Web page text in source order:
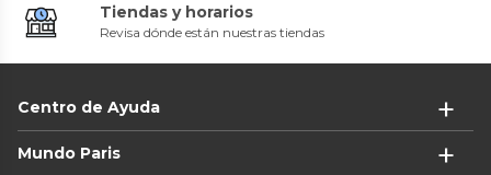
Tiendas y horarios
Revisa dónde están nuestras tiendas
Centro de Ayuda
Mundo Paris